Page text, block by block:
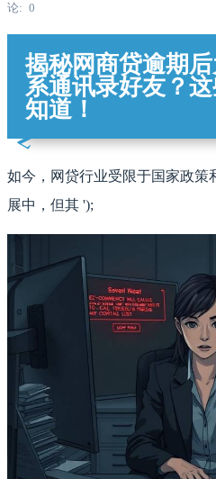
论
0
揭秘网商贷逾期
系通讯录好友？
知道！
如今，网贷行业受限于国家政策
展中，但其 ');